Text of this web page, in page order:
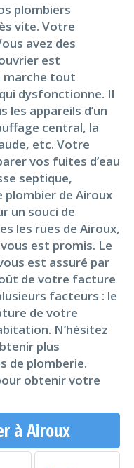
plombiers
vite. Votre
avez des
est
tout
dysfonctionne. Il
les appareils d’un
central, la
etc. Votre
vos fuites d’eau
septique,
de Airoux
un souci de
les rues de Airoux,
est promis. Le
est assuré par
de votre facture
facteurs : le
de votre
N’hésitez
plus
de plomberie.
obtenir votre
à Airoux